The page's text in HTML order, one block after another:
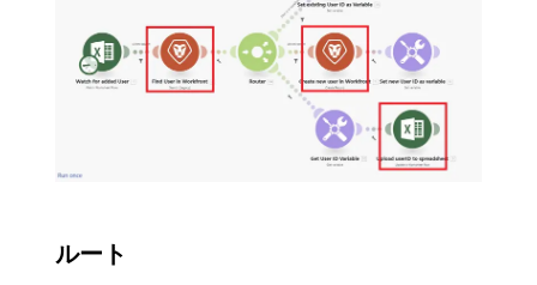
ルート